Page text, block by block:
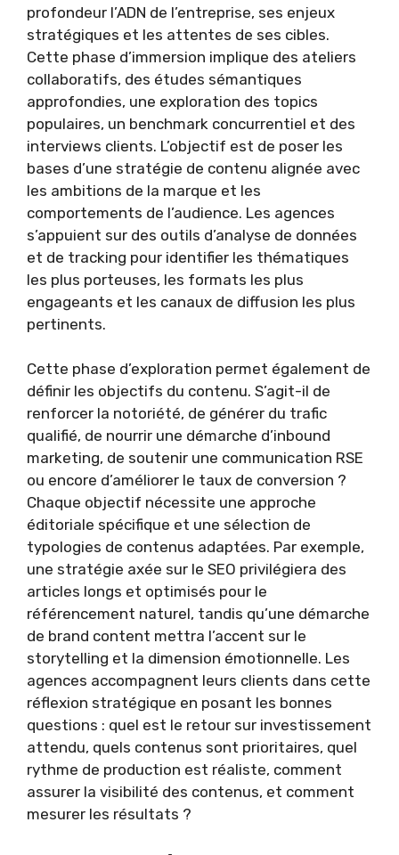
profondeur l’ADN de l’entreprise, ses enjeux
stratégiques et les attentes de ses cibles.
Cette phase d’immersion implique des ateliers
collaboratifs, des études sémantiques
approfondies, une exploration des topics
populaires, un benchmark concurrentiel et des
interviews clients. L’objectif est de poser les
bases d’une stratégie de contenu alignée avec
les ambitions de la marque et les
comportements de l’audience. Les agences
s’appuient sur des outils d’analyse de données
et de tracking pour identifier les thématiques
les plus porteuses, les formats les plus
engageants et les canaux de diffusion les plus
pertinents.
Cette phase d’exploration permet également de
définir les objectifs du contenu. S’agit-il de
renforcer la notoriété, de générer du trafic
qualifié, de nourrir une démarche d’inbound
marketing, de soutenir une communication RSE
ou encore d’améliorer le taux de conversion ?
Chaque objectif nécessite une approche
éditoriale spécifique et une sélection de
typologies de contenus adaptées. Par exemple,
une stratégie axée sur le SEO privilégiera des
articles longs et optimisés pour le
référencement naturel, tandis qu’une démarche
de brand content mettra l’accent sur le
storytelling et la dimension émotionnelle. Les
agences accompagnent leurs clients dans cette
réflexion stratégique en posant les bonnes
questions : quel est le retour sur investissement
attendu, quels contenus sont prioritaires, quel
rythme de production est réaliste, comment
assurer la visibilité des contenus, et comment
mesurer les résultats ?